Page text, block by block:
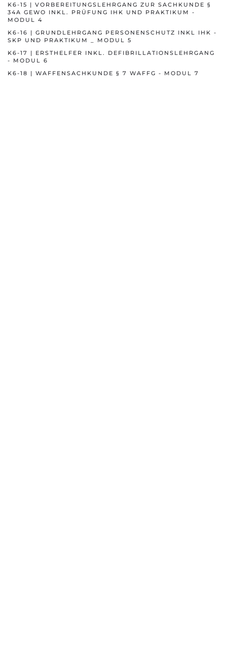
K6-15 | VORBEREITUNGSLEHRGANG ZUR SACHKUNDE §
34A GEWO INKL. PRÜFUNG IHK UND PRAKTIKUM -
MODUL 4
K6-16 | GRUNDLEHRGANG PERSONENSCHUTZ INKL IHK -
SKP UND PRAKTIKUM _ MODUL 5
K6-17 | ERSTHELFER INKL. DEFIBRILLATIONSLEHRGANG
- MODUL 6
K6-18 | WAFFENSACHKUNDE § 7 WAFFG - MODUL 7
P FLEGE